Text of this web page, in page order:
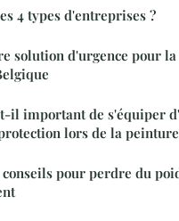
4 types d'entreprises ?
solution d'urgence pour la
il important de s'équiper
lors de la
conseils pour perdre du